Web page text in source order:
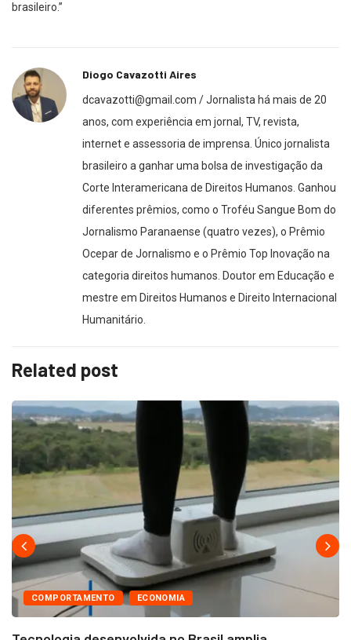
brasileiro.”
Diogo Cavazotti Aires
dcavazotti@gmail.com / Jornalista há mais de 20
anos, com experiência em jornal, TV, revista,
internet e assessoria de imprensa. Único jornalista
brasileiro a ganhar uma bolsa de investigação da
Corte Interamericana de Direitos Humanos. Ganhou
diferentes prêmios, como o Troféu Sangue Bom do
Jornalismo Paranaense (quatro vezes), o Prêmio
Ocepar de Jornalismo e o Prêmio Top Inovação na
categoria direitos humanos. Doutor em Educação e
mestre em Direitos Humanos e Direito Internacional
Humanitário.
Related post
COMPORTAMENTO ECONOMIA